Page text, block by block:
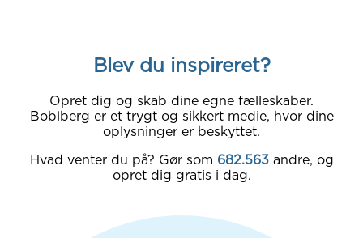
Blev du inspireret?
Opret dig og skab dine egne fælleskaber.
Boblberg er et trygt og sikkert medie, hvor dine
oplysninger er beskyttet.
Hvad venter du på? Gør som 682.563 andre, og
opret dig gratis i dag.